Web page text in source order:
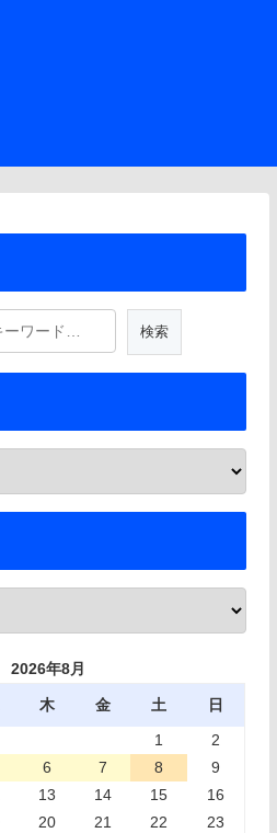
2026年8月
木 金 土
日
1
2
6 7 8
9
13 14 15
16
20 21 22
23